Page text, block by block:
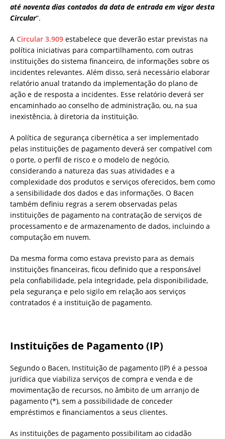
até noventa dias contados da data de entrada em vigor desta
Circular“.
A Circular 3.909 estabelece que deverão estar previstas na
política iniciativas para compartilhamento, com outras
instituições do sistema financeiro, de informações sobre os
incidentes relevantes. Além disso, será necessário elaborar
relatório anual tratando da implementação do plano de
ação e de resposta a incidentes. Esse relatório deverá ser
encaminhado ao conselho de administração, ou, na sua
inexistência, à diretoria da instituição.
A política de segurança cibernética a ser implementado
pelas instituições de pagamento deverá ser compatível com
o porte, o perfil de risco e o modelo de negócio,
considerando a natureza das suas atividades e a
complexidade dos produtos e serviços oferecidos, bem como
a sensibilidade dos dados e das informações. O Bacen
também definiu regras a serem observadas pelas
instituições de pagamento na contratação de serviços de
processamento e de armazenamento de dados, incluindo a
computação em nuvem.
Da mesma forma como estava previsto para as demais
instituições financeiras, ficou definido que a responsável
pela confiabilidade, pela integridade, pela disponibilidade,
pela segurança e pelo sigilo em relação aos serviços
contratados é a instituição de pagamento.
Instituições de Pagamento (IP)
Segundo o Bacen, Instituição de pagamento (IP) é a pessoa
jurídica que viabiliza serviços de compra e venda e de
movimentação de recursos, no âmbito de um arranjo de
pagamento (*), sem a possibilidade de conceder
empréstimos e financiamentos a seus clientes.
As instituições de pagamento possibilitam ao cidadão